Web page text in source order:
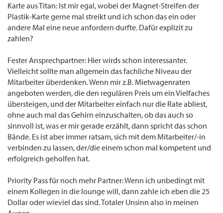
Karte aus Titan: Ist mir egal, wobei der Magnet-Streifen der
Plastik-Karte gerne mal streikt und ich schon das ein oder
andere Mal eine neue anfordern durfte. Dafür explizit zu
zahlen?
Fester Ansprechpartner: Hier wirds schon interessanter.
Vielleicht sollte man allgemein das fachliche Niveau der
Mitarbeiter überdenken. Wenn mir z.B. Mietwagenraten
angeboten werden, die den regulären Preis um ein Vielfaches
übersteigen, und der Mitarbeiter einfach nur die Rate abliest,
ohne auch mal das Gehirn einzuschalten, ob das auch so
sinnvoll ist, was er mir gerade erzählt, dann spricht das schon
Bände. Es ist aber immer ratsam, sich mit dem Mitarbeiter/-in
verbinden zu lassen, der/die einem schon mal kompetent und
erfolgreich geholfen hat.
Priority Pass für noch mehr Partner: Wenn ich unbedingt mit
einem Kollegen in die lounge will, dann zahle ich eben die 25
Dollar oder wieviel das sind. Totaler Unsinn also in meinen